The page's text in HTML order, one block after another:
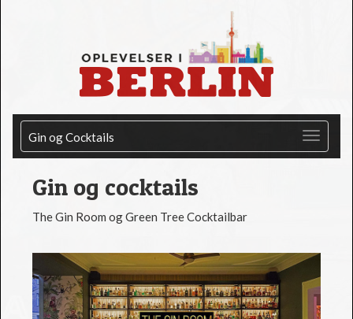
Gin og Cocktails
Gin og cocktails
The Gin Room og Green Tree Cocktailbar